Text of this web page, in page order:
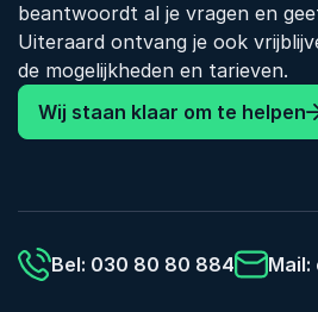
beantwoordt al je vragen en
Uiteraard ontvang je ook
de mogelijkheden en tarieven.
Wij staan klaar om te helpen
Bel: 030 80 80 884 Mail: